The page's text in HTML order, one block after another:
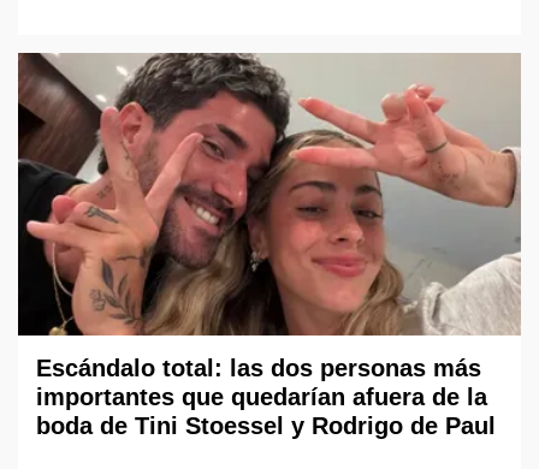
Escándalo total: las dos personas más
importantes que quedarían afuera de la
boda de Tini Stoessel y Rodrigo de Paul